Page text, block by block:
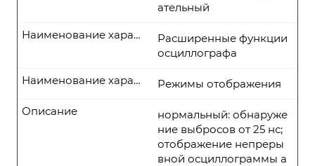
ательный
Расширенные функции
осциллографа
Наименование характеристики
Режимы отображения
Наименование характеристики
нормальный: обнаруже
ние выбросов от 25 нс;
отображение непреры
вной осциллограммы а
Описание